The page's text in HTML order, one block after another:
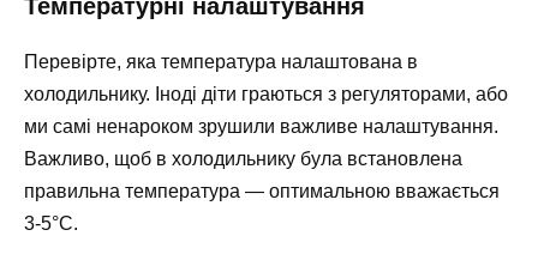
Температурні налаштування
Перевірте, яка температура налаштована в
холодильнику. Іноді діти граються з регуляторами, або
ми самі ненароком зрушили важливе налаштування.
Важливо, щоб в холодильнику була встановлена
правильна температура — оптимальною вважається
3-5°C.